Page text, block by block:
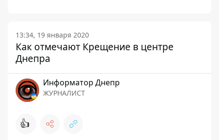
13:34, 19 января 2020
Как отмечают Крещение в центре
Днепра
Информатор Днепр
ЖУРНАЛИСТ
👍